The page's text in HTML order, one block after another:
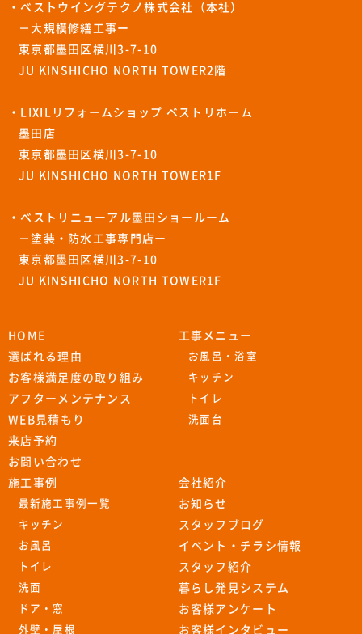
・ベストウイングテクノ株式会社（本社）
－大規模修繕工事ー
東京都墨田区横川3-7-10
JU KINSHICHO NORTH TOWER2階
・LIXILリフォームショップ ベストリホーム
墨田店
東京都墨田区横川3-7-10
JU KINSHICHO NORTH TOWER1F
・ベストリニューアル墨田ショールーム
－塗装・防水工事専門店ー
東京都墨田区横川3-7-10
JU KINSHICHO NORTH TOWER1F
HOME
選ばれる理由
お客様満足度の取り組み
アフターメンテナンス
WEB見積もり
来店予約
お問い合わせ
工事メニュー
お風呂・浴室
キッチン
トイレ
洗面台
施工事例
最新施工事例一覧
キッチン
お風呂
トイレ
洗面
ドア・窓
外壁・屋根
会社紹介
お知らせ
スタッフブログ
イベント・チラシ情報
スタッフ紹介
暮らし発見システム
お客様アンケート
お客様インタビュー